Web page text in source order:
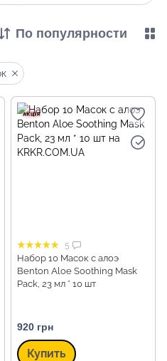
По популярности
5
Набор 10 Масок с алоэ
Benton Aloe Soothing Mask
Pack, 23 мл * 10 шт
920 грн
Купить